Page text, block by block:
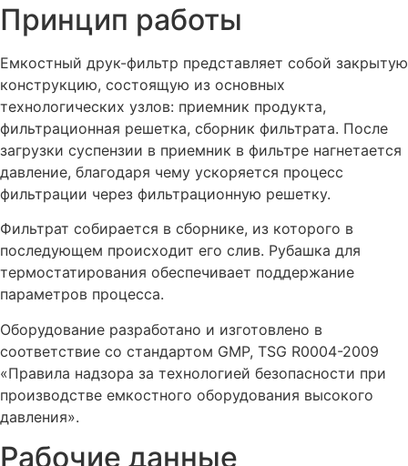
Принцип работы
Емкостный друк-фильтр представляет собой закрытую
конструкцию, состоящую из основных
технологических узлов: приемник продукта,
фильтрационная решетка, сборник фильтрата. После
загрузки суспензии в приемник в фильтре нагнетается
давление, благодаря чему ускоряется процесс
фильтрации через фильтрационную решетку.
Фильтрат собирается в сборнике, из которого в
последующем происходит его слив. Рубашка для
термостатирования обеспечивает поддержание
параметров процесса.
Оборудование разработано и изготовлено в
соответствие со стандартом GMP, TSG R0004-2009
«Правила надзора за технологией безопасности при
производстве емкостного оборудования высокого
давления».
Рабочие данные